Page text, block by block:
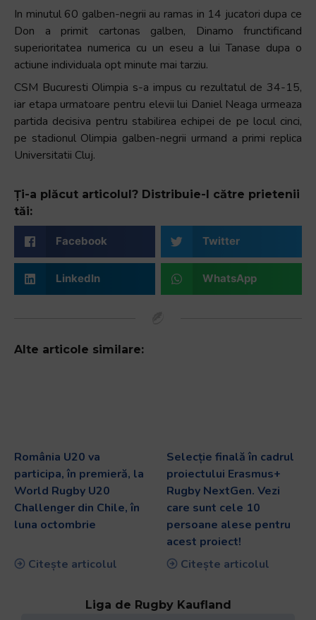
In minutul 60 galben-negrii au ramas in 14 jucatori dupa ce
Don a primit cartonas galben, Dinamo frunctificand
superioritatea numerica cu un eseu a lui Tanase dupa o
actiune individuala opt minute mai tarziu.
CSM Bucuresti Olimpia s-a impus cu rezultatul de 34-15,
iar etapa urmatoare pentru elevii lui Daniel Neaga urmeaza
partida decisiva pentru stabilirea echipei de pe locul cinci,
pe stadionul Olimpia galben-negrii urmand a primi replica
Universitatii Cluj.
Ți-a plăcut articolul? Distribuie-l către prietenii
tăi:
Facebook Twitter
LinkedIn WhatsApp
Alte articole similare:
România U20 va
participa, în premieră, la
World Rugby U20
Challenger din Chile, în
luna octombrie
Citește articolul
Selecție finală în cadrul
proiectului Erasmus+
Rugby NextGen. Vezi
care sunt cele 10
persoane alese pentru
acest proiect!
Citește articolul
Liga de Rugby Kaufland